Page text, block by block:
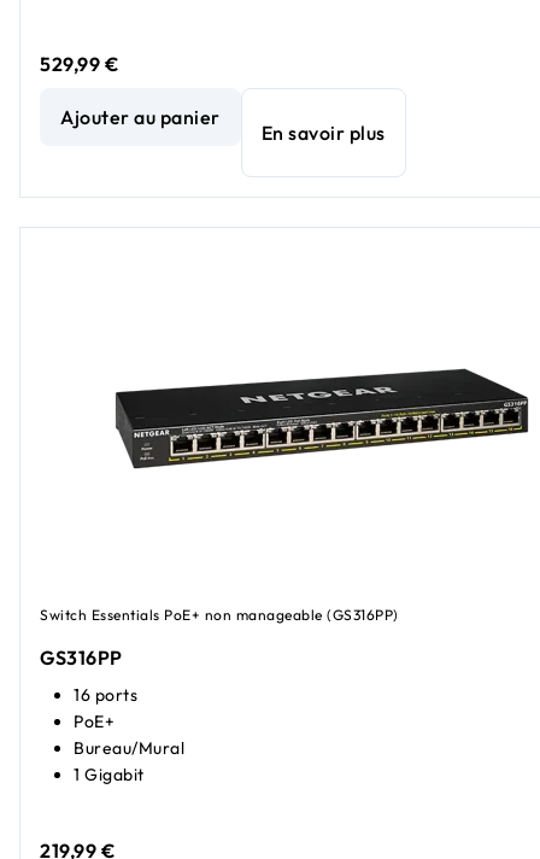
529,99 €
Commutateur PoE+ Essentials Gigabit Ethernet non
Ajouter au panier
En savoir plus
Switch Essentials PoE+ non manageable (GS316PP)
GS316PP
16 ports
PoE+
Bureau/Mural
1 Gigabit
219,99 €